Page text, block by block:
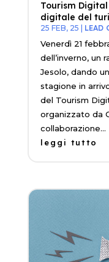
Tourism
digitale del
25 FEB, 25 LEAD
Venerdì 21
dell’inverno, un
Jesolo, dando
stagione in
del Tourism
organizzato da
collaborazione...
leggi tutto